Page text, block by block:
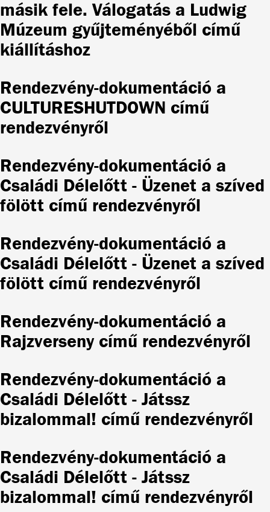
másik fele. Válogatás a Ludwig
Múzeum gyűjteményéből című
kiállításhoz
Rendezvény-dokumentáció a
CULTURESHUTDOWN című
rendezvényről
Rendezvény-dokumentáció a
Családi Délelőtt - Üzenet a szíved
fölött című rendezvényről
Rendezvény-dokumentáció a
Családi Délelőtt - Üzenet a szíved
fölött című rendezvényről
Rendezvény-dokumentáció a
Rajzverseny című rendezvényről
Rendezvény-dokumentáció a
Családi Délelőtt - Játssz
bizalommal! című rendezvényről
Rendezvény-dokumentáció a
Családi Délelőtt - Játssz
bizalommal! című rendezvényről